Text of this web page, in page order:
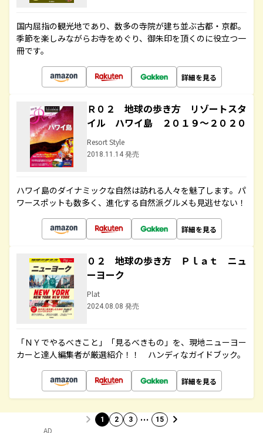
国内屈指の観光地であり、数多の寺院が建ち並ぶ古都・京都。
季節を楽しみながらお寺をめぐり、御朱印を頂くのに役立つ一
冊です。
詳細を見る
Ｒ０２ 地球の歩き方 リゾートスタ
イル ハワイ島 ２０１９～２０２０
Resort Style
2018.11.14 発売
ハワイ島のダイナミックな自然は訪れる人々を魅了します。パ
ワースポットも数多く、進化する自然派グルメも見逃せない！
詳細を見る
０２ 地球の歩き方 Ｐｌａｔ ニュ
ーヨーク
Plat
2024.08.08 発売
「ＮＹでやるべきこと」「見るべきもの」を、現地ニューヨー
カーと達人編集者が厳選紹介！！ ハンディなガイドブック。
詳細を見る
1 2 3 … 15
AD